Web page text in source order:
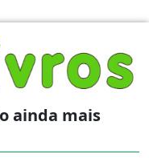
ainda mais